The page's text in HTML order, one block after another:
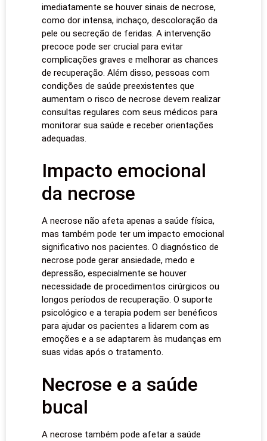
imediatamente se houver sinais de necrose,
como dor intensa, inchaço, descoloração da
pele ou secreção de feridas. A intervenção
precoce pode ser crucial para evitar
complicações graves e melhorar as chances
de recuperação. Além disso, pessoas com
condições de saúde preexistentes que
aumentam o risco de necrose devem realizar
consultas regulares com seus médicos para
monitorar sua saúde e receber orientações
adequadas.
Impacto emocional
da necrose
A necrose não afeta apenas a saúde física,
mas também pode ter um impacto emocional
significativo nos pacientes. O diagnóstico de
necrose pode gerar ansiedade, medo e
depressão, especialmente se houver
necessidade de procedimentos cirúrgicos ou
longos períodos de recuperação. O suporte
psicológico e a terapia podem ser benéficos
para ajudar os pacientes a lidarem com as
emoções e a se adaptarem às mudanças em
suas vidas após o tratamento.
Necrose e a saúde
bucal
A necrose também pode afetar a saúde